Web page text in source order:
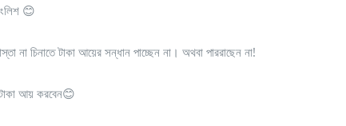
😊
চিনাতে টাকা আয়ের সন্ধান পাচ্ছেন না। অথবা পাররাছেন না!
আয় করবেন😊